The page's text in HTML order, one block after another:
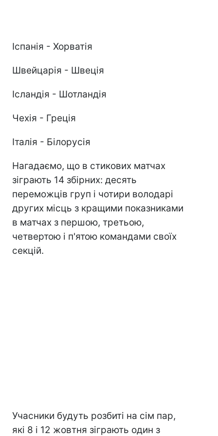
Іспанія - Хорватія
Швейцарія - Швеція
Ісландія - Шотландія
Чехія - Греція
Італія - Білорусія
Нагадаємо, що в стикових матчах
зіграють 14 збірних: десять
переможців груп і чотири володарі
других місць з кращими показниками
в матчах з першою, третьою,
четвертою і п'ятою командами своїх
секцій.
Учасники будуть розбиті на сім пар,
які 8 і 12 жовтня зіграють один з